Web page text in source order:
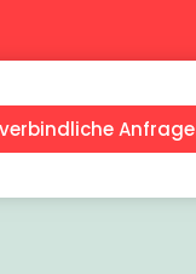
Anfrage